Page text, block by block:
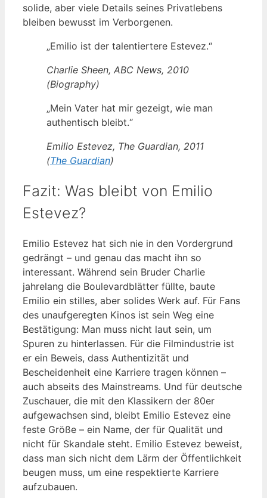
solide, aber viele Details seines Privatlebens
bleiben bewusst im Verborgenen.
„Emilio ist der talentiertere Estevez.“
Charlie Sheen, ABC News, 2010
(Biography)
„Mein Vater hat mir gezeigt, wie man
authentisch bleibt.“
Emilio Estevez, The Guardian, 2011
(The Guardian)
Fazit: Was bleibt von Emilio
Estevez?
Emilio Estevez hat sich nie in den Vordergrund
gedrängt – und genau das macht ihn so
interessant. Während sein Bruder Charlie
jahrelang die Boulevardblätter füllte, baute
Emilio ein stilles, aber solides Werk auf. Für Fans
des unaufgeregten Kinos ist sein Weg eine
Bestätigung: Man muss nicht laut sein, um
Spuren zu hinterlassen. Für die Filmindustrie ist
er ein Beweis, dass Authentizität und
Bescheidenheit eine Karriere tragen können –
auch abseits des Mainstreams. Und für deutsche
Zuschauer, die mit den Klassikern der 80er
aufgewachsen sind, bleibt Emilio Estevez eine
feste Größe – ein Name, der für Qualität und
nicht für Skandale steht. Emilio Estevez beweist,
dass man sich nicht dem Lärm der Öffentlichkeit
beugen muss, um eine respektierte Karriere
aufzubauen.